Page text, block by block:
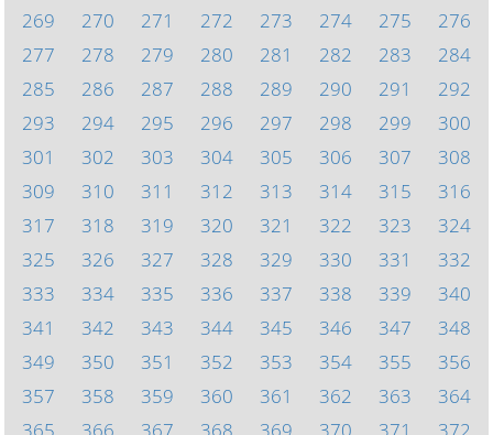
269
270 271 272 273 274 275
276
277
278 279 280 281 282 283
284
285
286 287 288 289 290 291
292
293
294 295 296 297 298 299
300
301
302 303 304 305 306 307
308
309
310 311 312 313 314 315
316
317
318 319 320 321 322 323
324
325
326 327 328 329 330 331
332
333
334 335 336 337 338 339
340
341
342 343 344 345 346 347
348
349
350 351 352 353 354 355
356
357
358 359 360 361 362 363
364